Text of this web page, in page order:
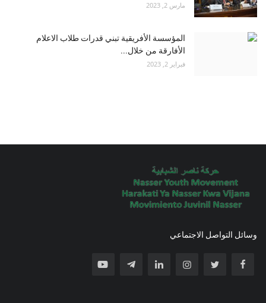
مارس 2, 2023
المؤسسة الأفريقية تبني قدرات طلاب الاعلام
الأفارقة من خلال...
فبراير 2, 2023
وسائل التواصل الاجتماعي